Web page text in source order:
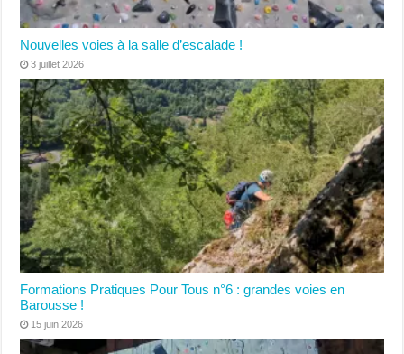
Nouvelles voies à la salle d’escalade !
3 juillet 2026
Formations Pratiques Pour Tous n°6 : grandes voies en
Barousse !
15 juin 2026